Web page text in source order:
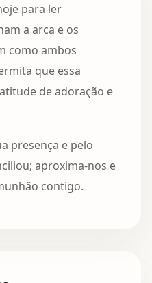
para ler
a arca e os
como ambos
que essa
de adoração e
presença e pelo
aproxima-nos e
contigo.